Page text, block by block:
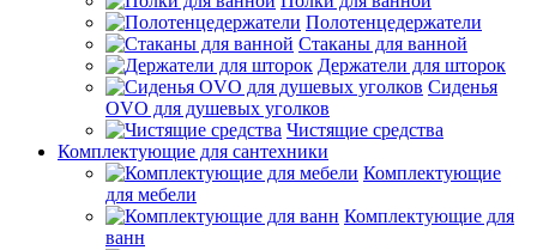
Полотенцедержатели
Стаканы для ванной
Держатели для шторок
Сиденья
OVO для душевых уголков
Чистящие средства
Комплектующие для сантехники
Комплектующие
для мебели
Комплектующие для
ванн